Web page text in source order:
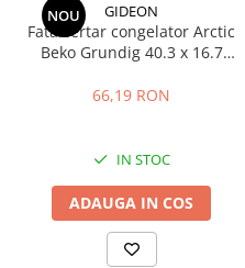
Baterii laptop
Cabluri
NOU GIDEON
Fata sertar congelator Arctic
Beko Grundig 40.3 x 16.7
C00911422
66,19 RON
IN STOC
ADAUGA IN COS